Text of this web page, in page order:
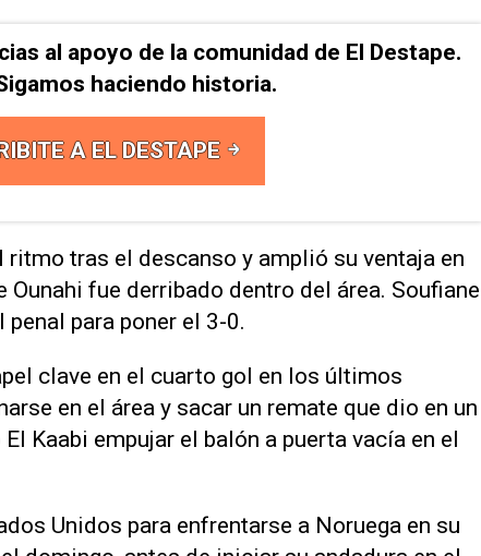
al apoyo de la comunidad de El Destape.
haciendo historia.
A EL DESTAPE
tras el descanso y amplió su ventaja en
fue derribado dentro del área. Soufiane
para poner el 3-0.
clave en el cuarto gol en los últimos
en el área y sacar un remate que dio en un
Kaabi empujar el balón a puerta vacía en el
Unidos para enfrentarse a ‌Noruega en su